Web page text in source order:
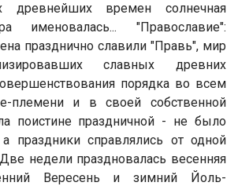
времен солнечная
именовалась... "Православие":
празднично славили "Правь", мир
славных древних
порядка во всем
племени и в своей собственной
поистине праздничной - не было
праздники справлялись от одной
недели праздновалась весенняя
Вересень и зимний Йоль-